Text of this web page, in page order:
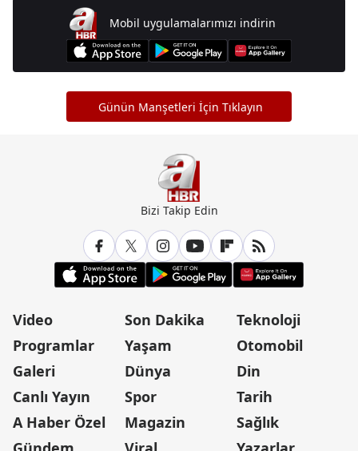
Mobil uygulamalarımızı indirin
Günün Manşetleri İçin Tıklayın
Bizi Takip Edin
Video
Programlar
Galeri
Canlı Yayın
A Haber Özel
Son Dakika
Yaşam
Dünya
Spor
Magazin
Teknoloji
Otomobil
Din
Tarih
Sağlık